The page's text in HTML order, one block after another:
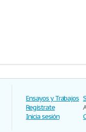
Ensayos y Trabajos
Regístrate
Inicia sesión